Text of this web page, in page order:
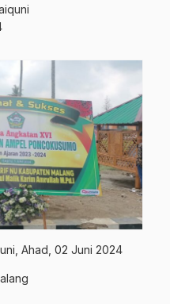
Ahad, 02 Juni 2024